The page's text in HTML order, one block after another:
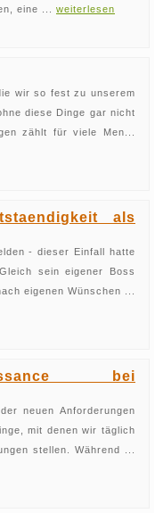
eine ... weiterlesen
wir so fest zu unserem
diese Dinge gar nicht
zählt für viele Men...
als
- dieser Einfall hatte
sein eigener Boss
eigenen Wünschen ...
bei
neuen Anforderungen
mit denen wir täglich
stellen. Während ...